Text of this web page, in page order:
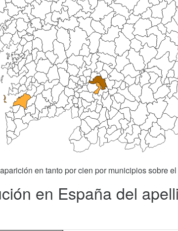
en tanto por cien por municipios sobre
en España del